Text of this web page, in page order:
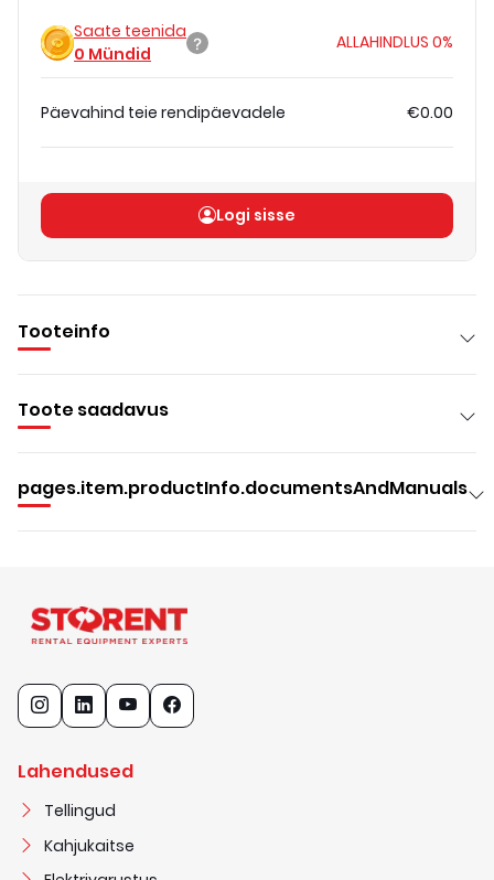
Saate teenida
0 Mündid
ALLAHINDLUS 0%
Päevahind teie rendipäevadele €0.00
Logi sisse
Tooteinfo
Toote saadavus
pages.item.productInfo.documentsAndManuals
Lahendused
Tellingud
Kahjukaitse